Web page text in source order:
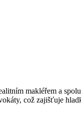
makléřem a
což zajišťuje